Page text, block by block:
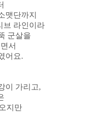
맷단까지
브 라인이라
군살을
서
어요.
이 가리고,
지만